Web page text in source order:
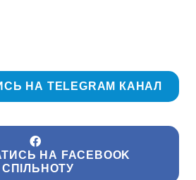
НА TELEGRAM КАНАЛ
НА FACEBOOK
СПІЛЬНОТУ